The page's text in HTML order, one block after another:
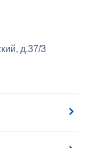
д.37/3